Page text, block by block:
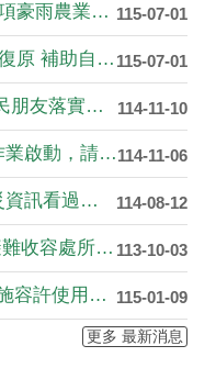
115-07-01
辦理115年6月下旬農產業全品項豪雨農業天然災害現金救助案，自即日起至115年7月10日止受理農民申請，請於期限內申報
115-07-01
高市府全力協助0625豪雨災後復原 補助自7月1日起開始申請
114-11-10
🌀鳳凰颱風即將來襲 | 呼籲市民朋友落實防颱 |🌀
114-11-06
「普發現金1萬元」登記入帳作業啟動，請民眾多加利用。
114-08-12
🌀颱風即將來襲 |【梓官區防災資訊看過來📢】
113-10-03
高雄市梓官區收容場所資訊-避難收容處所一覽表
115-01-09
轉知「申請農業用地作農業設施容許使用審查辦法」部分條文及第16條附表2修正發布令。
更多 最新消息